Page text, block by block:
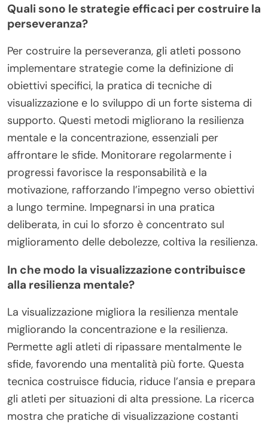
Quali sono le strategie efficaci per costruire la
perseveranza?
Per costruire la perseveranza, gli atleti possono
implementare strategie come la definizione di
obiettivi specifici, la pratica di tecniche di
visualizzazione e lo sviluppo di un forte sistema di
supporto. Questi metodi migliorano la resilienza
mentale e la concentrazione, essenziali per
affrontare le sfide. Monitorare regolarmente i
progressi favorisce la responsabilità e la
motivazione, rafforzando l’impegno verso obiettivi
a lungo termine. Impegnarsi in una pratica
deliberata, in cui lo sforzo è concentrato sul
miglioramento delle debolezze, coltiva la resilienza.
In che modo la visualizzazione contribuisce
alla resilienza mentale?
La visualizzazione migliora la resilienza mentale
migliorando la concentrazione e la resilienza.
Permette agli atleti di ripassare mentalmente le
sfide, favorendo una mentalità più forte. Questa
tecnica costruisce fiducia, riduce l’ansia e prepara
gli atleti per situazioni di alta pressione. La ricerca
mostra che pratiche di visualizzazione costanti